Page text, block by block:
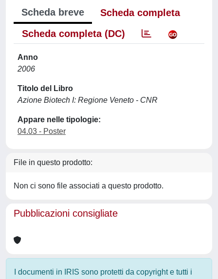
Scheda breve
Scheda completa
Scheda completa (DC)
Anno
2006
Titolo del Libro
Azione Biotech I: Regione Veneto - CNR
Appare nelle tipologie:
04.03 - Poster
File in questo prodotto:
Non ci sono file associati a questo prodotto.
Pubblicazioni consigliate
I documenti in IRIS sono protetti da copyright e tutti i